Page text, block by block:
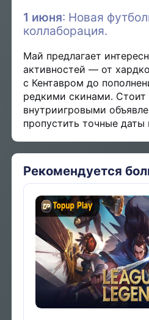
1 июня: Новая
коллаборация.
Май предлагает
активностей — от
с Кентавром до
редкими скинами. Стоит
внутриигровыми
пропустить точные даты
Рекомендуется